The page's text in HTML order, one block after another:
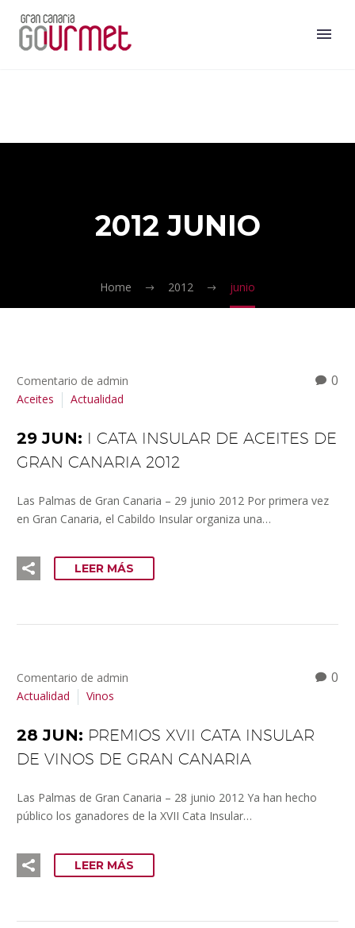
2012 JUNIO
Home 2012 junio
0
Comentario de admin
Aceites
Actualidad
29 JUN: I CATA INSULAR DE ACEITES DE
GRAN CANARIA 2012
Las Palmas de Gran Canaria – 29 junio 2012 Por primera vez
en Gran Canaria, el Cabildo Insular organiza una…
LEER MÁS
0
Comentario de admin
Actualidad
Vinos
28 JUN: PREMIOS XVII CATA INSULAR
DE VINOS DE GRAN CANARIA
Las Palmas de Gran Canaria – 28 junio 2012 Ya han hecho
público los ganadores de la XVII Cata Insular…
LEER MÁS